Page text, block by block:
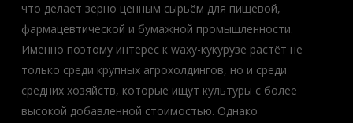
что делает зерно ценным сырьём для пищевой,
фармацевтической и бумажной промышленности.
Именно поэтому интерес к waxy-кукурузе растёт не
только среди крупных агрохолдингов, но и среди
средних хозяйств, которые ищут культуры с более
высокой добавленной стоимостью. Однако